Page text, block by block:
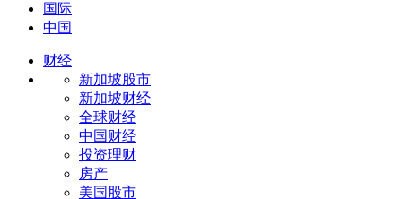
国际
中国
财经
新加坡股市
新加坡财经
全球财经
中国财经
投资理财
房产
美国股市